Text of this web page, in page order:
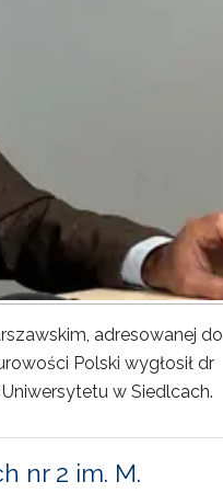
adresowanej do
Polski wygłosił dr
w Siedlcach.
nr 2 im. M.